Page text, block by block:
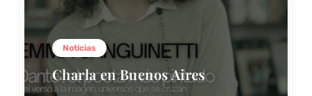
Noticias
Charla en Buenos Aires